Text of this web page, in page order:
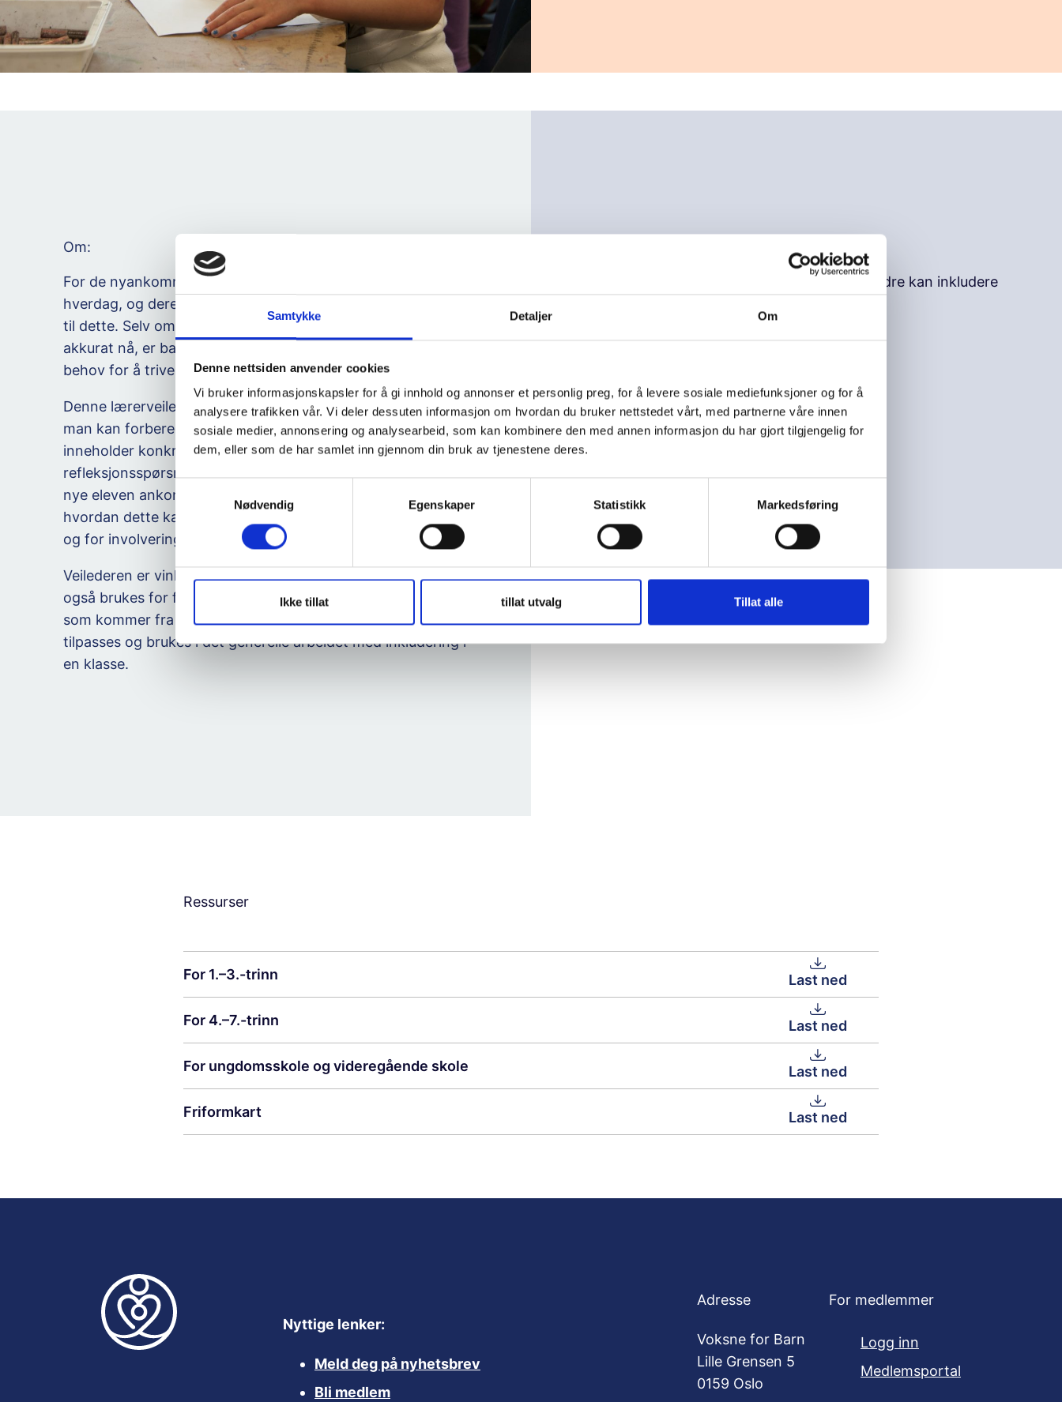
Samtykke Detaljer Om
Denne nettsiden anvender cookies
Vi bruker informasjonskapsler for å gi innhold og annonser et personlig preg, for å levere sosiale mediefunksjoner og for å
analysere trafikken vår. Vi deler dessuten informasjon om hvordan du bruker nettstedet vårt, med partnerne våre innen
sosiale medier, annonsering og analysearbeid, som kan kombinere den med annen informasjon du har gjort tilgjengelig for
dem, eller som de har samlet inn gjennom din bruk av tjenestene deres.
m
t
k
k
v
Nødvendig Egenskaper Statistikk Markedsføring
Ikke tillat tillat utvalg Tillat alle
Om:
For de nyankomne barna er det viktig å oppleve et snev av
hverdag, og dere på skolen er den viktigste arenaen for å få
til dette. Selv om familien står i en forferdelig situasjon
akkurat nå, er barn fortsatt barn, og har som alle andre et
behov for å trives på skolen og å bli en del av fellesskapet.
Denne lærerveilederen inneholder et opplegg for hvordan
man kan forberede klassen på å inkludere en ny elev. Den
inneholder konkrete oppgaver og en del
refleksjonsspørsmål som gjennomføres som klasse før den
nye eleven ankommer. Til slutt vil du finne et forslag til
hvordan dette kan følges opp etter at eleven er ankommet,
og for involvering av foreldre.
Veilederen er vinklet med tanke på krigen i Ukraina, men kan
også brukes for flyktninger fra andre land, eller for elever
som kommer fra andre skoler. Den kan også med fordel
tilpasses og brukes i det generelle arbeidet med inkludering i
en klasse.
> Reflektere rundt og øve på hvordan vi bedre kan inkludere
Ressurser
For 1.–3.-trinn Last ned
For 4.–7.-trinn Last ned
For ungdomsskole og videregående skole Last ned
Friformkart Last ned
Nyttige lenker:
Meld deg på nyhetsbrev
Bli medlem
Adresse
Voksne for Barn
Lille Grensen 5
0159 Oslo
For medlemmer
Logg inn
Medlemsportal